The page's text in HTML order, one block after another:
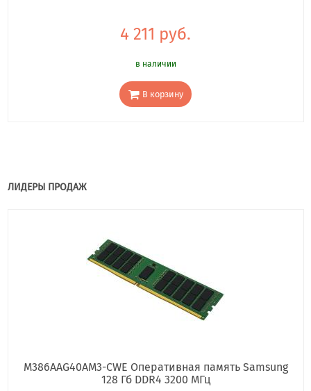
4 211 руб.
в наличии
В корзину
ЛИДЕРЫ ПРОДАЖ
M386AAG40AM3-CWE Оперативная память Samsung
128 Гб DDR4 3200 МГц